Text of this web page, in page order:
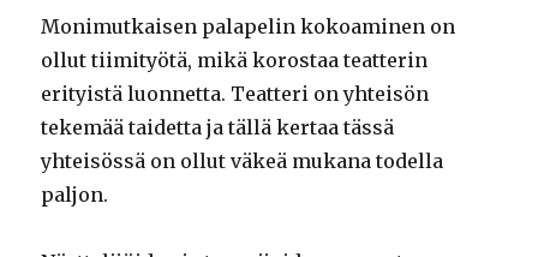
Monimutkaisen palapelin kokoaminen on
ollut tiimityötä, mikä korostaa teatterin
erityistä luonnetta. Teatteri on yhteisön
tekemää taidetta ja tällä kertaa tässä
yhteisössä on ollut väkeä mukana todella
paljon.